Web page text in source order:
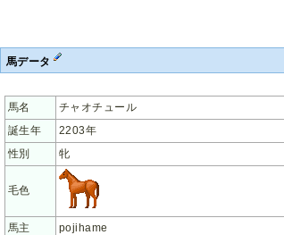
馬データ
馬名
チャオチュール
誕生年
2203年
性別
牝
毛色
馬主
pojihame